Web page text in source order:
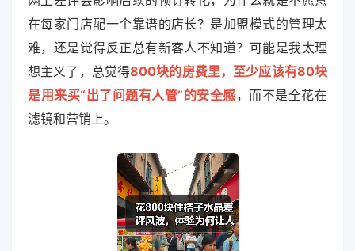
在每家门店配一个靠谱的店长？是加盟模式的管理太
难，还是觉得反正总有新客人不知道？可能是我太理
想主义了，总觉得800块的房费里，至少应该有80块
是用来买“出了问题有人管”的安全感，而不是全花在
滤镜和营销上。